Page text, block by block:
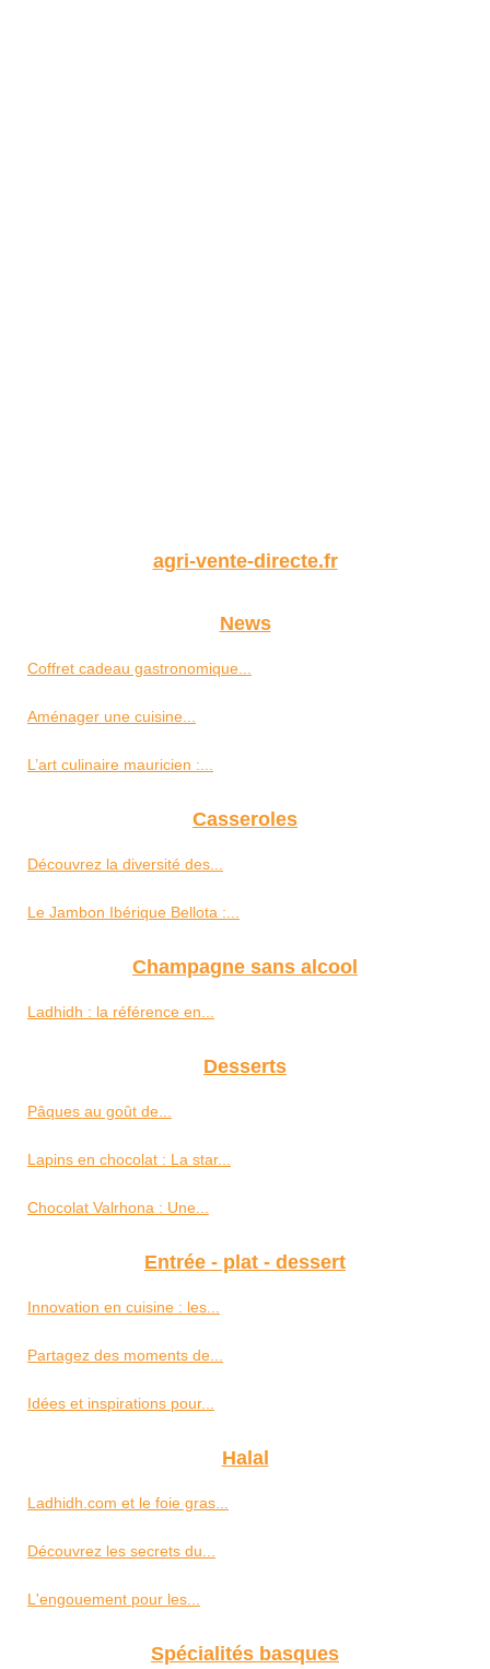
agri-vente-directe.fr
News
Coffret cadeau gastronomique...
Aménager une cuisine...
L’art culinaire mauricien :...
Casseroles
Découvrez la diversité des...
Le Jambon Ibérique Bellota :...
Champagne sans alcool
Ladhidh : la référence en...
Desserts
Pâques au goût de...
Lapins en chocolat : La star...
Chocolat Valrhona : Une...
Entrée - plat - dessert
Innovation en cuisine : les...
Partagez des moments de...
Idées et inspirations pour...
Halal
Ladhidh.com et le foie gras...
Découvrez les secrets du...
L'engouement pour les...
Spécialités basques